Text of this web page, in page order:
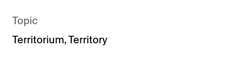
Topic
Territorium,Territory